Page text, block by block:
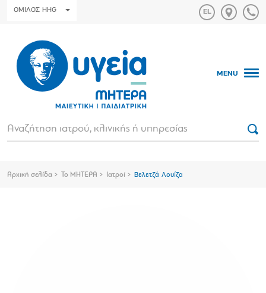
ΟΜΙΛΟΣ HHG
MENU
Αρχική σελίδα Το ΜΗΤΕΡΑ Ιατροί Βελετζά Λουίζα